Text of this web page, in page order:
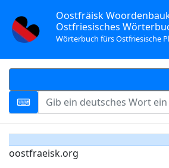
Oostfräisk
Ostfriesisches
Wörterbuch fürs Ostfriesische
oostfraeisk.org